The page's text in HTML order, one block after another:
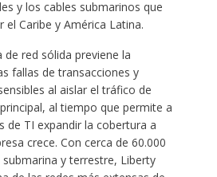
y los cables submarinos que
el Caribe y América Latina.
red sólida previene la
fallas de transacciones y
al aislar el tráfico de
al tiempo que permite a
de TI expandir la cobertura a
crece. Con cerca de 60.000
y terrestre, Liberty